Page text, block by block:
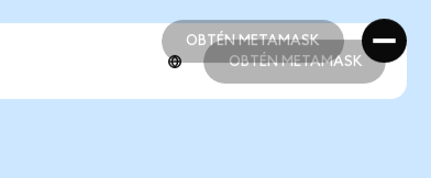
OBTÉN METAMASK
OBTÉN METAMASK
OBTÉN METAMASK